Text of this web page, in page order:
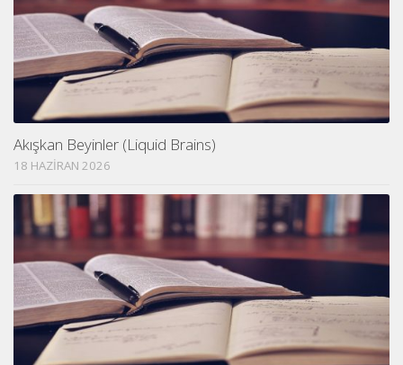
Akışkan Beyinler (Liquid Brains)
18 HAZIRAN 2026